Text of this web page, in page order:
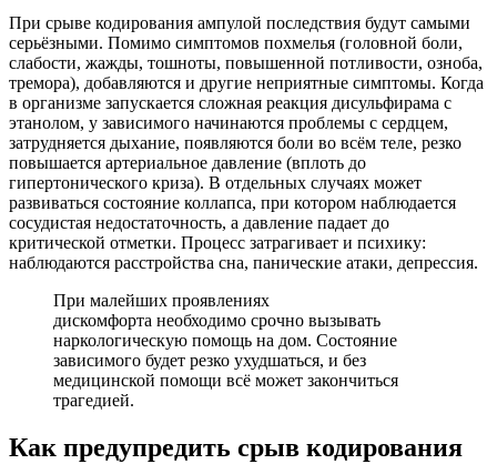
При срыве кодирования ампулой последствия будут самыми
серьёзными. Помимо симптомов похмелья (головной боли,
слабости, жажды, тошноты, повышенной потливости, озноба,
тремора), добавляются и другие неприятные симптомы. Когда
в организме запускается сложная реакция дисульфирама с
этанолом, у зависимого начинаются проблемы с сердцем,
затрудняется дыхание, появляются боли во всём теле, резко
повышается артериальное давление (вплоть до
гипертонического криза). В отдельных случаях может
развиваться состояние коллапса, при котором наблюдается
сосудистая недостаточность, а давление падает до
критической отметки. Процесс затрагивает и психику:
наблюдаются расстройства сна, панические атаки, депрессия.
При малейших проявлениях
дискомфорта необходимо срочно вызывать
наркологическую помощь на дом. Состояние
зависимого будет резко ухудшаться, и без
медицинской помощи всё может закончиться
трагедией.
Как предупредить срыв кодирования